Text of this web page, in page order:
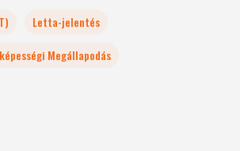
Letta-jelentés
Megállapodás